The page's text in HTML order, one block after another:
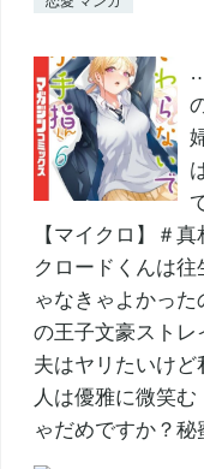
【マイクロ】＃
クロードくんは
ゃなきゃよかっ
の王子文豪ストレ
夫はヤリたいけ
人は優雅に微笑
ゃだめですか？